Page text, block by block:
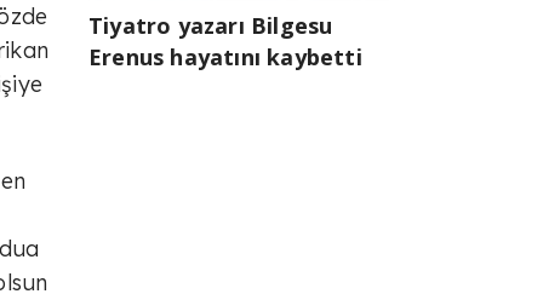
Tiyatro yazarı Bilgesu
Erenus hayatını kaybetti